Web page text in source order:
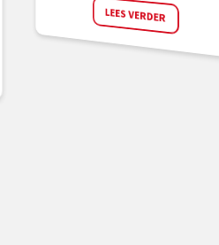
LEES VERDER